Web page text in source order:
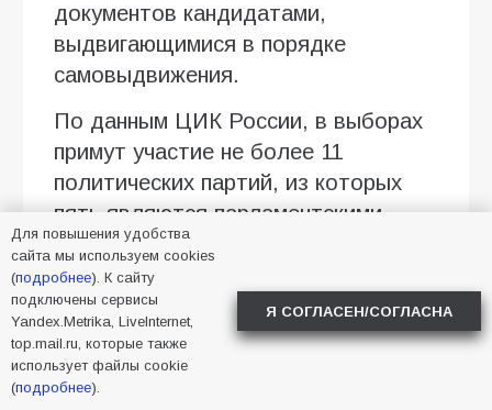
документов кандидатами,
выдвигающимися в порядке
самовыдвижения.
По данным ЦИК России, в выборах
примут участие не более 11
политических партий, из которых
пять являются парламентскими.
Окончательный список участников,
чьи фамилии появятся в
избирательных бюллетенях в
сентябре, будет определён после
проверки документов и
официальной регистрации
Для повышения удобства
сайта мы используем cookies
(подробнее). К сайту
подключены сервисы
Yandex.Metrika, LiveInternet,
top.mail.ru, которые также
использует файлы cookie
(подробнее).
Я СОГЛАСЕН/СОГЛАСНА